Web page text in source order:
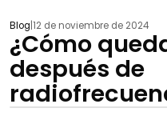
Blog 12 de noviembre de 2024
¿Cómo
después de